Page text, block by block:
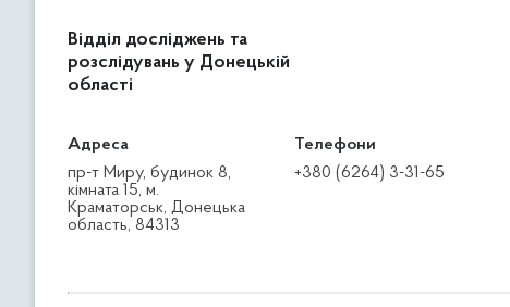
Відділ досліджень та
розслідувань у Донецькій
області
Адреса
пр-т Миру, будинок 8,
кімната 15, м.
Краматорськ, Донецька
область, 84313
Телефони
+380 (6264) 3-31-65